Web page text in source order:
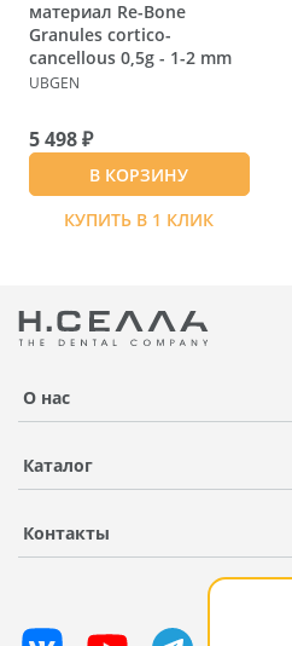
материал Re-Bone
Granules cortico-
cancellous 0,5g - 1-2 mm
UBGEN
5 498 ₽
В КОРЗИНУ
КУПИТЬ В 1 КЛИК
О нас
Каталог
Контакты